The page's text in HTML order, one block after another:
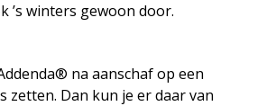
’s winters gewoon door.
na aanschaf op een
zetten. Dan kun je er daar van